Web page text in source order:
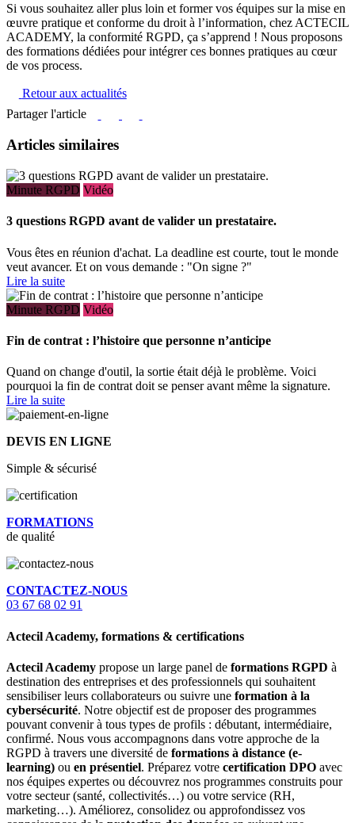
Si vous souhaitez aller plus loin et former vos équipes sur la mise en
œuvre pratique et conforme du droit à l’information, chez ACTECIL
ACADEMY, la conformité RGPD, ça s’apprend ! Nous proposons
des formations dédiées pour intégrer ces bonnes pratiques au cœur
de vos process.
Retour aux actualités
Partager l'article
Articles similaires
Minute RGPD Vidéo
3 questions RGPD avant de valider un prestataire.
Vous êtes en réunion d'achat. La deadline est courte, tout le monde
veut avancer. Et on vous demande : "On signe ?"
Lire la suite
Minute RGPD Vidéo
Fin de contrat : l’histoire que personne n’anticipe
Quand on change d'outil, la sortie était déjà le problème. Voici
pourquoi la fin de contrat doit se penser avant même la signature.
Lire la suite
DEVIS EN LIGNE
Simple & sécurisé
FORMATIONS
de qualité
CONTACTEZ-NOUS
03 67 68 02 91
Actecil Academy, formations & certifications
Actecil Academy propose un large panel de formations RGPD à
destination des entreprises et des professionnels qui souhaitent
sensibiliser leurs collaborateurs ou suivre une formation à la
cybersécurité. Notre objectif est de proposer des programmes
pouvant convenir à tous types de profils : débutant, intermédiaire,
confirmé. Nous vous accompagnons dans votre approche de la
RGPD à travers une diversité de formations à distance (e-
learning) ou en présentiel. Préparez votre certification DPO avec
nos équipes expertes ou découvrez nos programmes construits pour
votre secteur (santé, collectivités…) ou votre service (RH,
marketing…). Améliorez, consolidez ou approfondissez vos